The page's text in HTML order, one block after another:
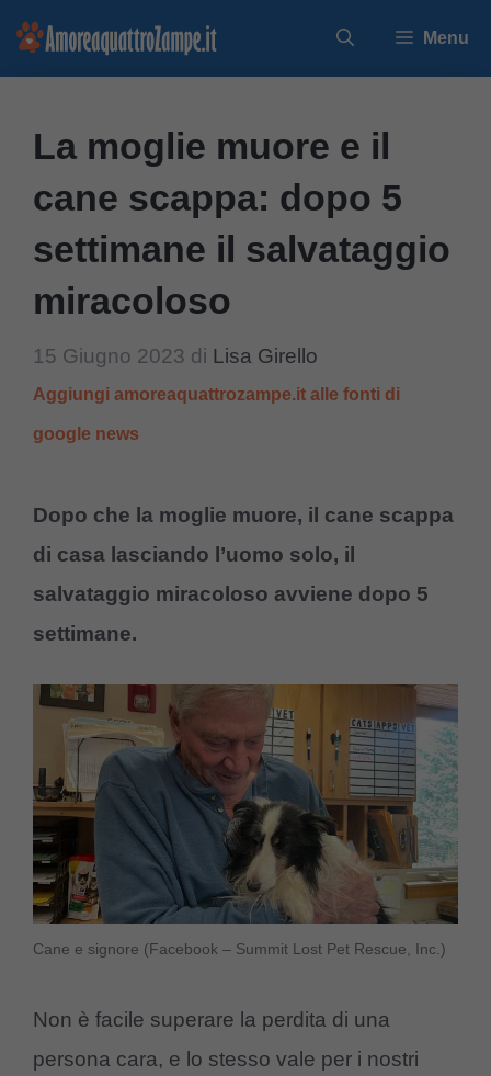
Vai
Menu
La moglie muore e il
cane scappa: dopo 5
settimane il salvataggio
miracoloso
15 Giugno 2023 di Lisa Girello
Aggiungi amoreaquattrozampe.it alle fonti di
google news
Dopo che la moglie muore, il cane scappa
di casa lasciando l’uomo solo, il
salvataggio miracoloso avviene dopo 5
settimane.
Cane e signore (Facebook – Summit Lost Pet Rescue, Inc.)
Non è facile superare la perdita di una
persona cara, e lo stesso vale per i nostri